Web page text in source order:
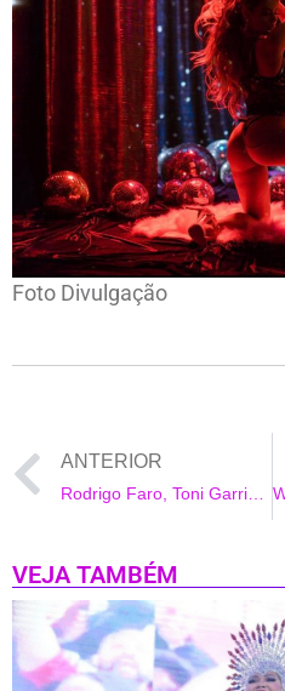
Foto Divulgação
ANTERIOR
VEJA TAMBÉM